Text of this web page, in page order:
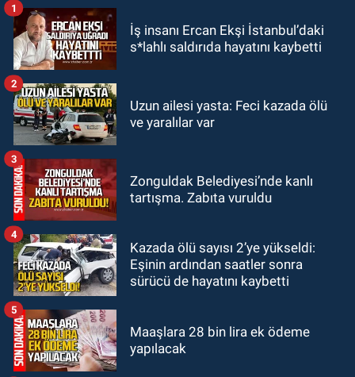
10:51Bülent Ecevit Üniversitesi'ne
45 sözleşmeli personel alınacak.
10:00Dışarıdakiler: Bir Zamanlar
GÜNDEM
22:57 Kim yeni kim eski!
İş insanı Ercan Ekşi İstanbul’daki
s*lahlı saldırıda hayatını kaybetti
1
Uzun ailesi yasta: Feci kazada ölü
ve yaralılar var
2
Zonguldak Belediyesi’nde kanlı
tartışma. Zabıta vuruldu
3
Kazada ölü sayısı 2’ye yükseldi:
Eşinin ardından saatler sonra
sürücü de hayatını kaybetti
4
Maaşlara 28 bin lira ek ödeme
yapılacak
5